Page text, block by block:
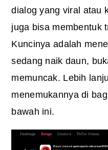
dialog yang viral atau
juga bisa membentuk
Kuncinya adalah
sedang naik daun,
memuncak. Lebih
menemukannya di
bawah ini.